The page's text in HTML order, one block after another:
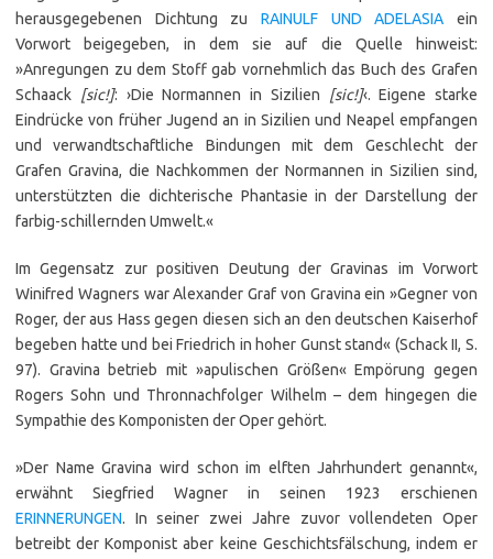
herausgegebenen Dichtung zu RAINULF UND ADELASIA ein
Vorwort beigegeben, in dem sie auf die Quelle hinweist:
»Anregungen zu dem Stoff gab vornehmlich das Buch des Grafen
Schaack [sic!]: ›Die Normannen in Sizilien [sic!]‹. Eigene starke
Eindrücke von früher Jugend an in Sizilien und Neapel empfangen
und verwandtschaftliche Bindungen mit dem Geschlecht der
Grafen Gravina, die Nachkommen der Normannen in Sizilien sind,
unterstützten die dichterische Phantasie in der Darstellung der
farbig-schillernden Umwelt.«
Im Gegensatz zur positiven Deutung der Gravinas im Vorwort
Winifred Wagners war Alexander Graf von Gravina ein »Gegner von
Roger, der aus Hass gegen diesen sich an den deutschen Kaiserhof
begeben hatte und bei Friedrich in hoher Gunst stand« (Schack II, S.
97). Gravina betrieb mit »apulischen Größen« Empörung gegen
Rogers Sohn und Thronnachfolger Wilhelm – dem hingegen die
Sympathie des Komponisten der Oper gehört.
»Der Name Gravina wird schon im elften Jahrhundert genannt«,
erwähnt Siegfried Wagner in seinen 1923 erschienen
ERINNERUNGEN. In seiner zwei Jahre zuvor vollendeten Oper
betreibt der Komponist aber keine Geschichtsfälschung, indem er